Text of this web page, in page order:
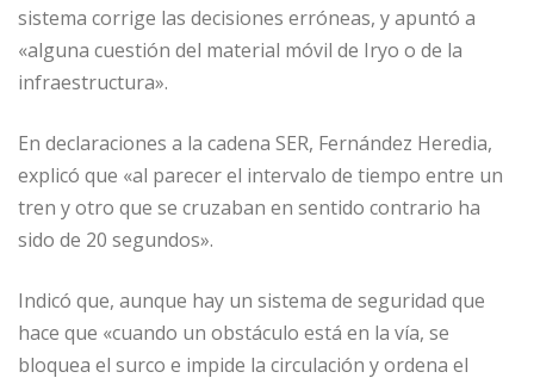
sistema corrige las decisiones erróneas, y apuntó a
«alguna cuestión del material móvil de Iryo o de la
infraestructura».
En declaraciones a la cadena SER, Fernández Heredia,
explicó que «al parecer el intervalo de tiempo entre un
tren y otro que se cruzaban en sentido contrario ha
sido de 20 segundos».
Indicó que, aunque hay un sistema de seguridad que
hace que «cuando un obstáculo está en la vía, se
bloquea el surco e impide la circulación y ordena el